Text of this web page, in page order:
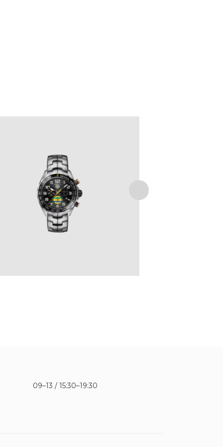
TAG HEUER FORMULA 1
CHRONOGRAPH X SENNA
2,650.00 IVA Inclusa
09–13 / 15:30–19:30